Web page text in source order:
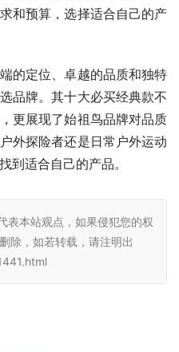
和预算，选择适合自己的产
的定位、卓越的品质和独特
品牌。其十大必买经典款不
更展现了始祖鸟品牌对品质
外探险者还是日常户外运动
到适合自己的产品。
表本站观点，如果侵犯您的权
除，如若转载，请注明出